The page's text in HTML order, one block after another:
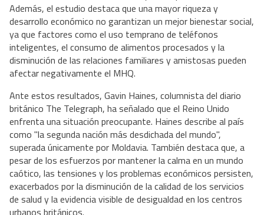
Además, el estudio destaca que una mayor riqueza y
desarrollo económico no garantizan un mejor bienestar social,
ya que factores como el uso temprano de teléfonos
inteligentes, el consumo de alimentos procesados y la
disminución de las relaciones familiares y amistosas pueden
afectar negativamente el MHQ.
Ante estos resultados, Gavin Haines, columnista del diario
británico The Telegraph, ha señalado que el Reino Unido
enfrenta una situación preocupante. Haines describe al país
como "la segunda nación más desdichada del mundo",
superada únicamente por Moldavia. También destaca que, a
pesar de los esfuerzos por mantener la calma en un mundo
caótico, las tensiones y los problemas económicos persisten,
exacerbados por la disminución de la calidad de los servicios
de salud y la evidencia visible de desigualdad en los centros